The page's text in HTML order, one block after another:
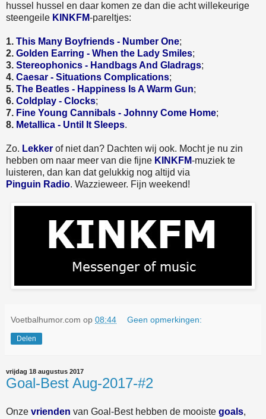
hussel hussel en daar komen ze dan die acht willekeurige
steengeile KINKFM-pareltjes:
1. This Many Boyfriends - Number One;
2. Golden Earring - When the Lady Smiles;
3. Stereophonics - Handbags And Gladrags;
4. Caesar - Situations Complications;
5. The Beatles - Happiness Is A Warm Gun;
6. Coldplay - Clocks;
7. Fine Young Cannibals - Johnny Come Home;
8. Metallica - Until It Sleeps.
Zo. Lekker of niet dan? Dachten wij ook. Mocht je nu zin
hebben om naar meer van die fijne KINKFM-muziek te
luisteren, dan kan dat gelukkig nog altijd via
Pinguin Radio. Wazzieweer. Fijn weekend!
Voetbalhumor.com op 08:44 Geen opmerkingen:
Delen
vrijdag 18 augustus 2017
Goal-Best Aug-2017-#2
Onze vrienden van Goal-Best hebben de mooiste goals,